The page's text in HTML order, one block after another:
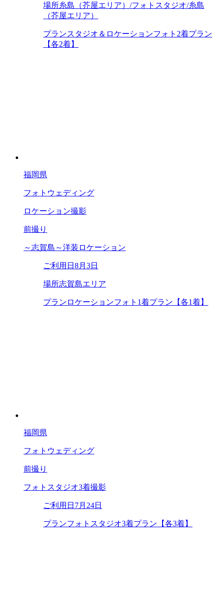
場所糸島（芥屋エリア）/フォトスタジオ/糸島
（芥屋エリア）
プランスタジオ＆ロケーションフォト2着プラン
【各2着】
福岡県
フォトウェディング
ロケーション撮影
前撮り
～志賀島～洋装ロケーション
ご利用日 8月3日
場所志賀島エリア
プラン ロケーションフォト1着プラン【各1着】
福岡県
フォトウェディング
前撮り
フォトスタジオ3着撮影
ご利用日 7月24日
プランフォトスタジオ3着プラン【各3着】